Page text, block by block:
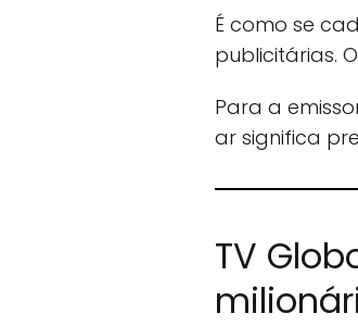
É como se
publicitárias.
Para a
ar significa
TV